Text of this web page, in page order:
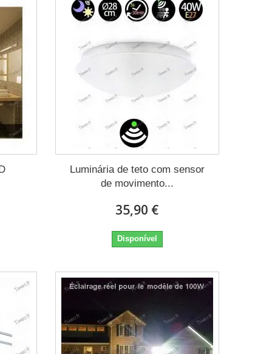
Luminária de teto com sensor
de movimento...
35,90 €
Disponível